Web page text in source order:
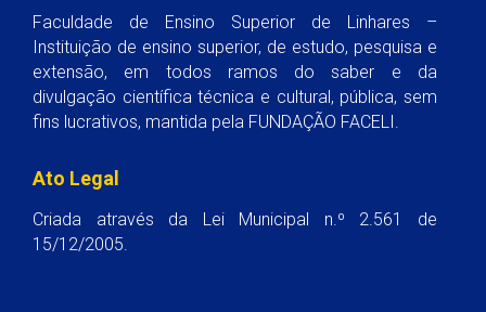
Faculdade de Ensino Superior de Linhares –
Instituição de ensino superior, de estudo, pesquisa e
extensão, em todos ramos do saber e da
divulgação científica técnica e cultural, pública, sem
fins lucrativos, mantida pela FUNDAÇÃO FACELI.
Ato Legal
Criada através da Lei Municipal n.º 2.561 de
15/12/2005.